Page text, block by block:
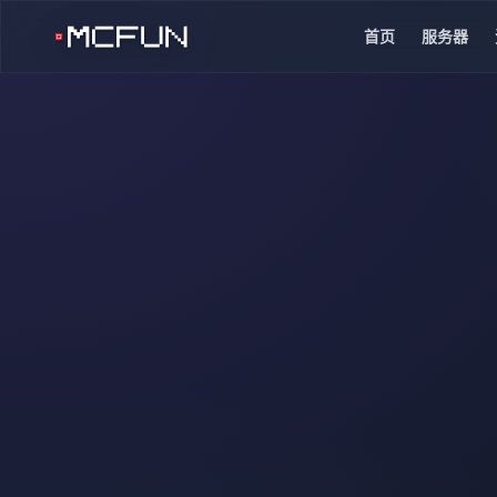
首页 服务器